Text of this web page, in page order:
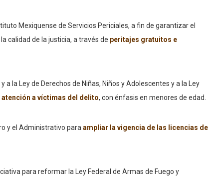
Mexiquense de Servicios Periciales, a fin de garantizar el
calidad de la justicia, a través de peritajes gratuitos e
la Ley de Derechos de Niñas, Niños y Adolescentes y a la Ley
a víctimas del delito, con énfasis en menores de edad.
y el Administrativo para ampliar la vigencia de las licencias de
para reformar la Ley Federal de Armas de Fuego y